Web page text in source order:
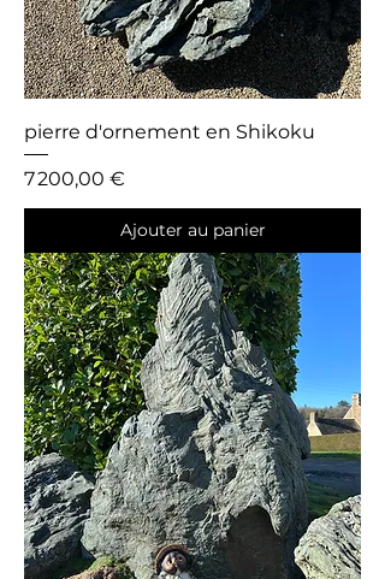
pierre d'ornement en Shikoku
Prix
7 200,00 €
Ajouter au panier